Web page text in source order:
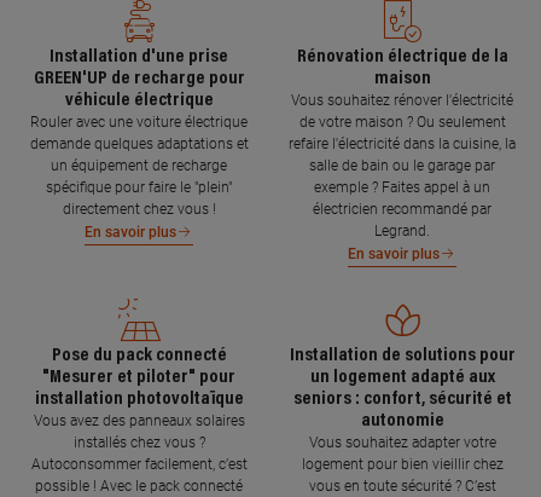
Installation d'une prise
GREEN'UP de recharge pour
véhicule électrique
Rouler avec une voiture électrique
demande quelques adaptations et
un équipement de recharge
spécifique pour faire le "plein"
directement chez vous !
En savoir plus
Rénovation électrique de la
maison
Vous souhaitez rénover l'électricité
de votre maison ? Ou seulement
refaire l'électricité dans la cuisine, la
salle de bain ou le garage par
exemple ? Faites appel à un
électricien recommandé par
Legrand.
En savoir plus
Pose du pack connecté
"Mesurer et piloter" pour
installation photovoltaïque
Vous avez des panneaux solaires
installés chez vous ?
Autoconsommer facilement, c’est
possible ! Avec le pack connecté
Installation de solutions pour
un logement adapté aux
seniors : confort, sécurité et
autonomie
Vous souhaitez adapter votre
logement pour bien vieillir chez
vous en toute sécurité ? C’est